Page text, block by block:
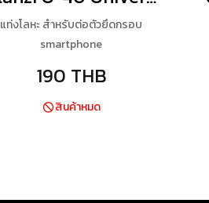
แท่งโลหะ สำหรับต่อตัวยึดกรอบ
smartphone
190 THB
สินค้าหมด